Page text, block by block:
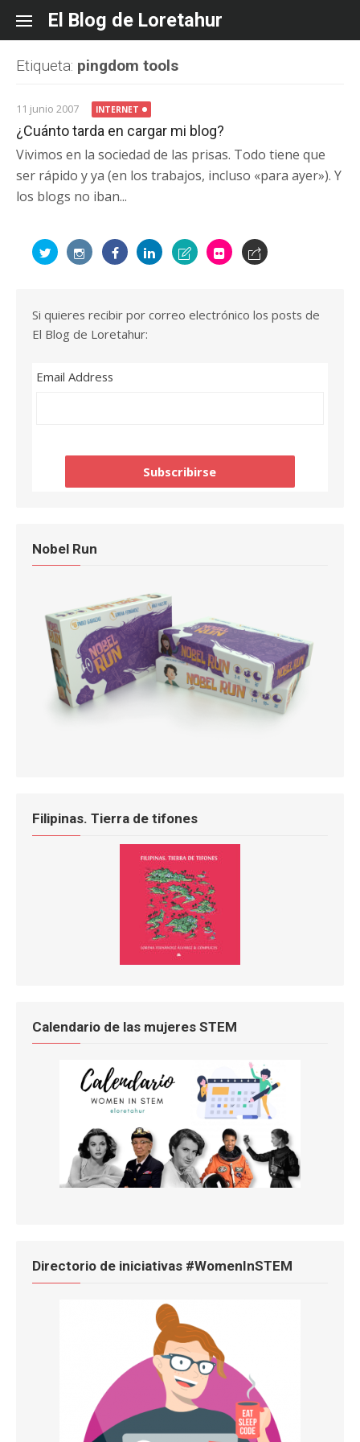
content
El Blog de Loretahur
Etiqueta: pingdom tools
11 junio 2007 INTERNET
¿Cuánto tarda en cargar mi blog?
Vivimos en la sociedad de las prisas. Todo tiene que
ser rápido y ya (en los trabajos, incluso «para ayer»). Y
los blogs no iban...
Si quieres recibir por correo electrónico los posts de
El Blog de Loretahur:
Email Address
Nobel Run
Filipinas. Tierra de tifones
Calendario de las mujeres STEM
Directorio de iniciativas #WomenInSTEM